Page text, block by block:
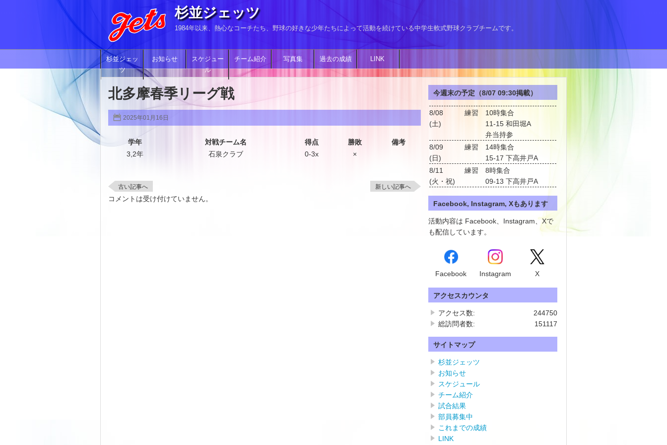
杉並ジェッツ
1984年以来、熱心なコーチたち、野球の好きな少年たちによって活動を続けている中学生軟式野球クラブチームです。
杉並ジェッ
ツ
お知らせ
スケジュー
ル
チーム紹介 写真集 過去の成績 LINK
北多摩春季リーグ戦
2025年01月16日
学年 対戦チーム名 得点 勝敗
備考
3,2年
石泉クラブ 0-3x ×
古い記事へ 新しい記事へ
コメントは受け付けていません。
今週末の予定（8/07 09:30掲載）
8/08
(土)
練習
10時集合
11-15 和田堀A
弁当持参
8/09
(日)
練習
14時集合
15-17 下高井戸A
8/11
(火・祝)
練習
8時集合
09-13 下高井戸A
Facebook, Instagram, Xもあります
活動内容は Facebook、Instagram、Xで
も配信しています。
Facebook Instagram X
アクセスカウンタ
244750
アクセス数:
151117
総訪問者数:
サイトマップ
杉並ジェッツ
お知らせ
スケジュール
チーム紹介
試合結果
部員募集中
これまでの成績
LINK